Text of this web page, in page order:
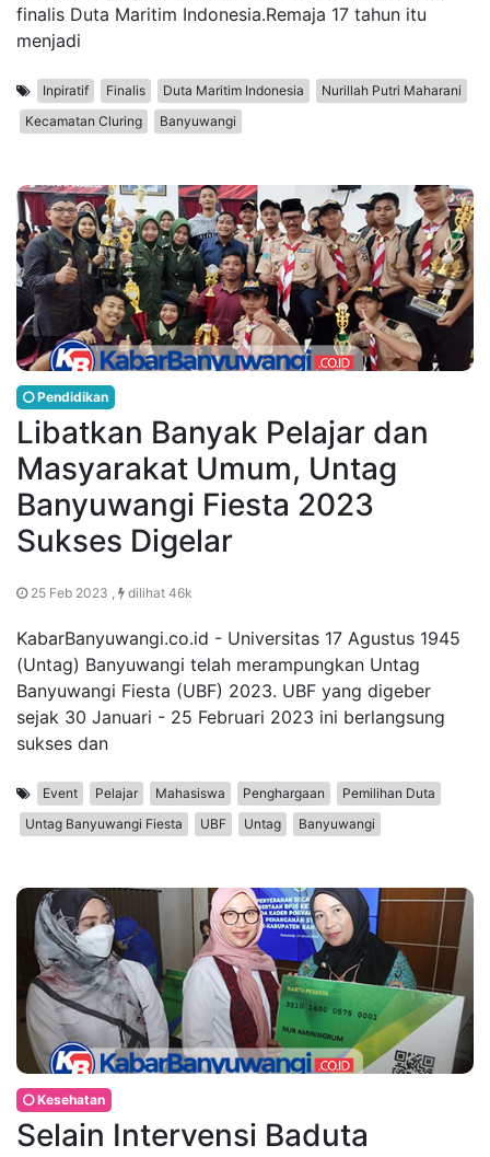
finalis Duta Maritim Indonesia.Remaja 17 tahun itu
menjadi
Inpiratif Finalis Duta Maritim Indonesia
Nurillah Putri Maharani
Kecamatan Cluring
Banyuwangi
Pendidikan
Libatkan Banyak Pelajar dan
Masyarakat Umum, Untag
Banyuwangi Fiesta 2023
Sukses Digelar
25 Feb 2023 , dilihat 46k
KabarBanyuwangi.co.id - Universitas 17 Agustus 1945
(Untag) Banyuwangi telah merampungkan Untag
Banyuwangi Fiesta (UBF) 2023. UBF yang digeber
sejak 30 Januari - 25 Februari 2023 ini berlangsung
sukses dan
Event Pelajar Mahasiswa Penghargaan
Pemilihan Duta
Untag Banyuwangi Fiesta
UBF Untag Banyuwangi
Kesehatan
Selain Intervensi Baduta